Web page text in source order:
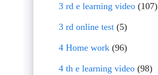
3 rd e learning video(107)
3 rd online test(5)
4 Home work(96)
4 th e learning video(98)